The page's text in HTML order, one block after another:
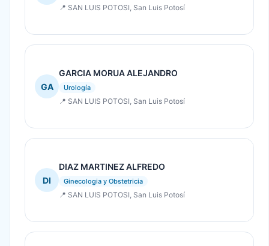
📍 SAN LUIS POTOSI, San Luis Potosí
GA
GARCIA MORUA ALEJANDRO
Urología
📍 SAN LUIS POTOSI, San Luis Potosí
DI
DIAZ MARTINEZ ALFREDO
Ginecologia y Obstetricia
📍 SAN LUIS POTOSI, San Luis Potosí